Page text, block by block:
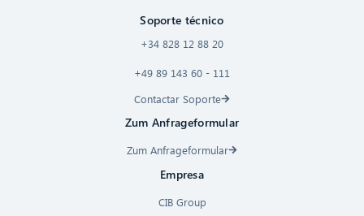
Soporte técnico
+34 828 12 88 20
+49 89 143 60 - 111
Contactar Soporte
Zum Anfrageformular
Zum Anfrageformular
Empresa
CIB Group